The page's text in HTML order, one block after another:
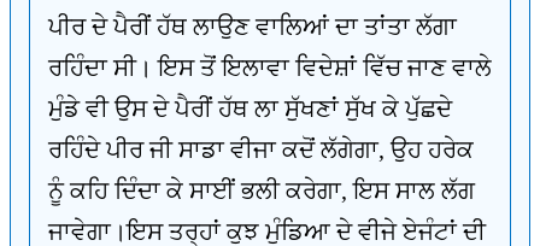
ਪੀਰ ਦੇ ਪੈਰੀਂ ਹੱਥ ਲਾਉਣ ਵਾਲਿਆਂ ਦਾ ਤਾਂਤਾ ਲੱਗਾ
ਰਹਿੰਦਾ ਸੀ। ਇਸ ਤੋਂ ਇਲਾਵਾ ਵਿਦੇਸ਼ਾਂ ਵਿੱਚ ਜਾਣ ਵਾਲੇ
ਮੁੰਡੇ ਵੀ ਉਸ ਦੇ ਪੈਰੀਂ ਹੱਥ ਲਾ ਸੁੱਖਣਾਂ ਸੁੱਖ ਕੇ ਪੁੱਛਦੇ
ਰਹਿੰਦੇ ਪੀਰ ਜੀ ਸਾਡਾ ਵੀਜਾ ਕਦੋਂ ਲੱਗੇਗਾ, ਉਹ ਹਰੇਕ
ਨੂੰ ਕਹਿ ਦਿੰਦਾ ਕੇ ਸਾਈਂ ਭਲੀ ਕਰੇਗਾ, ਇਸ ਸਾਲ ਲੱਗ
ਜਾਵੇਗਾ।ਇਸ ਤਰ੍ਹਾਂ ਕੁਝ ਮੁੰਡਿਆ ਦੇ ਵੀਜੇ ਏਜੰਟਾਂ ਦੀ